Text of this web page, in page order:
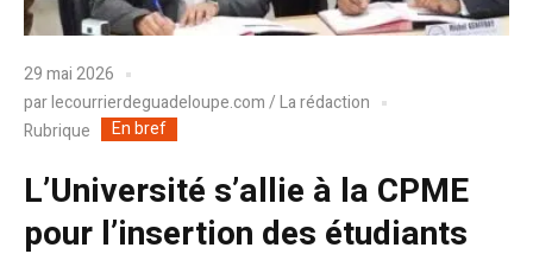
29 mai 2026
parlecourrierdeguadeloupe.com / La rédaction
Rubrique
En bref
L’Université s’allie à la CPME
pour l’insertion des étudiants